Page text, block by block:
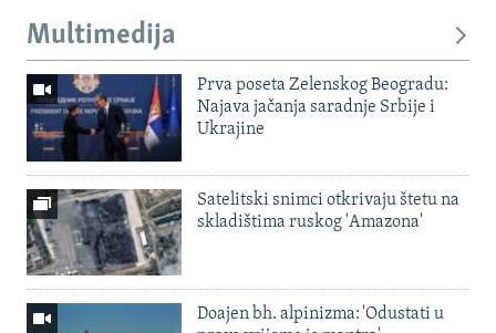
Multimedija
Prva poseta Zelenskog Beogradu:
Najava jačanja saradnje Srbije i
Ukrajine
Satelitski snimci otkrivaju štetu na
skladištima ruskog 'Amazona'
Doajen bh. alpinizma: 'Odustati u